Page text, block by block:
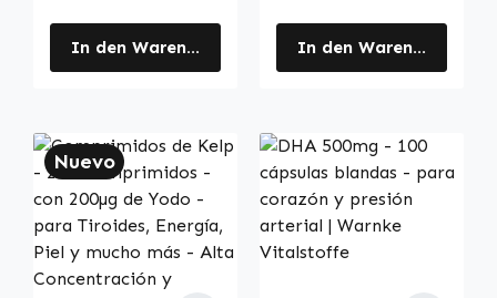
In den Warenkorb In den Warenkorb
Nuevo